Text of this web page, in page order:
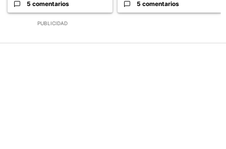
PUBLICIDAD
5 comentarios 5 comentarios